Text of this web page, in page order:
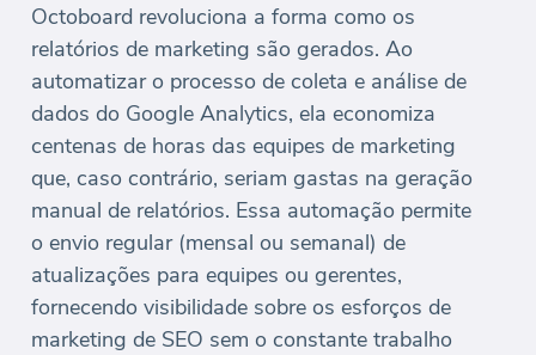
Octoboard revoluciona a forma como os
relatórios de marketing são gerados. Ao
automatizar o processo de coleta e análise de
dados do Google Analytics, ela economiza
centenas de horas das equipes de marketing
que, caso contrário, seriam gastas na geração
manual de relatórios. Essa automação permite
o envio regular (mensal ou semanal) de
atualizações para equipes ou gerentes,
fornecendo visibilidade sobre os esforços de
marketing de SEO sem o constante trabalho